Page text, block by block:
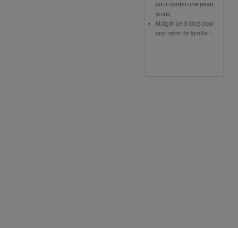
pour garder une peau
jeune
Maigrir de 3 kilos pour
une mère de famille !